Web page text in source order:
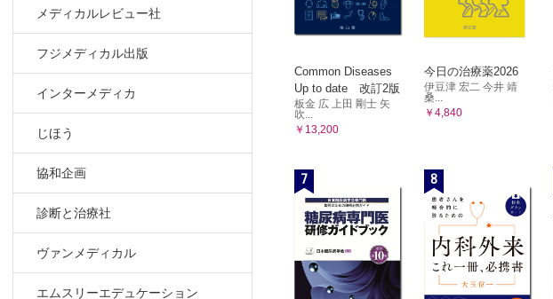
メディカルレビュー社
フジメディカル出版
インターメディカ
じほう
協和企画
診断と治療社
ヴァンメディカル
エムスリーエデュケーション
Common Diseases
Up to date 改訂2版
板金 広 上田 剛士 矢
吹...
￥13,200
今日の治療薬2026
伊豆津 宏二 今井 靖
桑...
￥4,840
7 8